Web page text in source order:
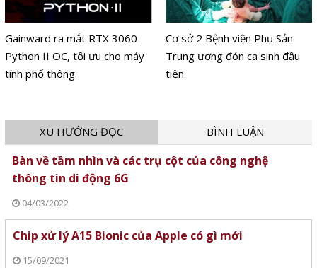
Gainward ra mắt RTX 3060
Python II OC, tối ưu cho máy
tính phổ thông
Cơ sở 2 Bệnh viện Phụ Sản
Trung ương đón ca sinh đầu
tiên
XU HƯỚNG ĐỌC BÌNH LUẬN
Bàn về tầm nhìn và các trụ cột của công nghệ
thông tin di động 6G
04/03/2022
Chip xử lý A15 Bionic của Apple có gì mới
15/09/2021